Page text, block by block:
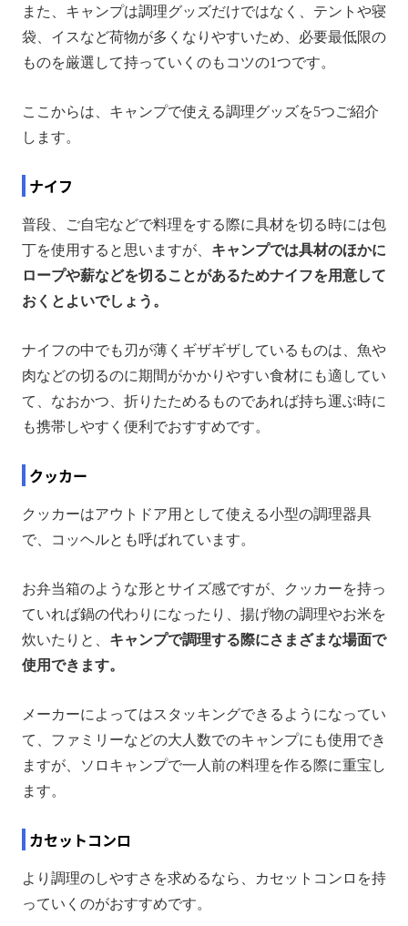
また、キャンプは調理グッズだけではなく、テントや寝
袋、イスなど荷物が多くなりやすいため、必要最低限の
ものを厳選して持っていくのもコツの1つです。
ここからは、キャンプで使える調理グッズを5つご紹介
します。
ナイフ
普段、ご自宅などで料理をする際に具材を切る時には包
丁を使用すると思いますが、 キャンプでは具材のほかに
ロープや薪などを切ることがあるためナイフを用意して
おくとよいでしょう。
ナイフの中でも刃が薄くギザギザしているものは、魚や
肉などの切るのに期間がかかりやすい食材にも適してい
て、なおかつ、折りたためるものであれば持ち運ぶ時に
も携帯しやすく便利でおすすめです。
クッカー
クッカーはアウトドア用として使える小型の調理器具
で、コッヘルとも呼ばれています。
お弁当箱のような形とサイズ感ですが、クッカーを持っ
ていれば鍋の代わりになったり、揚げ物の調理やお米を
炊いたりと、 キャンプで調理する際にさまざまな場面で
使用できます。
メーカーによってはスタッキングできるようになってい
て、ファミリーなどの大人数でのキャンプにも使用でき
ますが、ソロキャンプで一人前の料理を作る際に重宝し
ます。
カセットコンロ
より調理のしやすさを求めるなら、カセットコンロを持
っていくのがおすすめです。